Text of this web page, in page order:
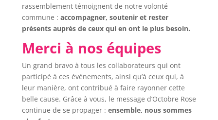
rassemblement témoignent de notre volonté
commune : accompagner, soutenir et rester
présents auprès de ceux qui en ont le plus besoin.
Merci à nos équipes
Un grand bravo à tous les collaborateurs qui ont
participé à ces événements, ainsi qu’à ceux qui, à
leur manière, ont contribué à faire rayonner cette
belle cause. Grâce à vous, le message d’Octobre Rose
continue de se propager : ensemble, nous sommes